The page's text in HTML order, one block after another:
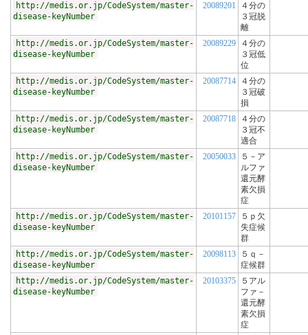
http://medis.or.jp/CodeSystem/master-
disease-keyNumber
20089201
４分の
３冠脱
離
http://medis.or.jp/CodeSystem/master-
disease-keyNumber
20089229
４分の
３冠低
位
http://medis.or.jp/CodeSystem/master-
disease-keyNumber
20087714
４分の
３冠破
損
http://medis.or.jp/CodeSystem/master-
disease-keyNumber
20087718
４分の
３冠不
適合
http://medis.or.jp/CodeSystem/master-
disease-keyNumber
20050033
５－ア
ルファ
還元酵
素欠損
症
http://medis.or.jp/CodeSystem/master-
disease-keyNumber
20101157
５ｐ欠
失症候
群
http://medis.or.jp/CodeSystem/master-
disease-keyNumber
20098113
５ｑ－
症候群
http://medis.or.jp/CodeSystem/master-
disease-keyNumber
20103375
５アル
ファ－
還元酵
素欠損
症